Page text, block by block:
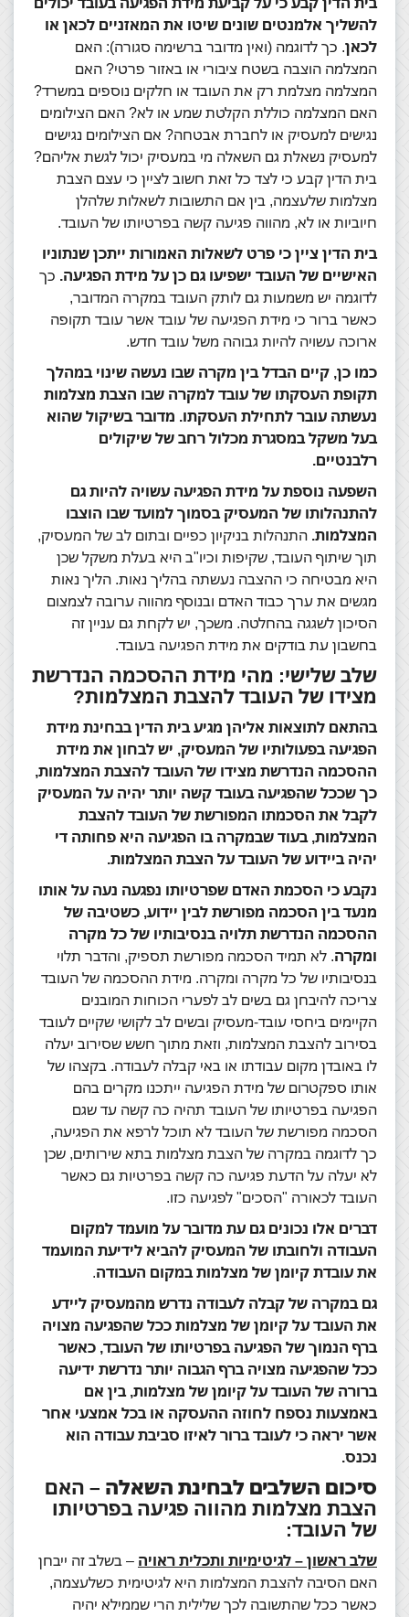
להשליך אלמנטים שונים שיטו את המאזניים לכאן או
לכאן. כך לדוגמה (ואין מדובר ברשימה סגורה): האם
המצלמה הוצבה בשטח ציבורי או באזור פרטי? האם
המצלמה מצלמת רק את העובד או חלקים נוספים במשרד?
האם המצלמה כוללת הקלטת שמע או לא? האם הצילומים
נגישים למעסיק או לחברת אבטחה? אם הצילומים נגישים
למעסיק נשאלת גם השאלה מי במעסיק יכול לגשת אליהם?
בית הדין קבע כי לצד כל זאת חשוב לציין כי עצם הצבת
מצלמות שלעצמה, בין אם התשובות לשאלות שלהלן
חיוביות או לא, מהווה פגיעה קשה בפרטיותו של העובד.
בית הדין ציין כי פרט לשאלות האמורות ייתכן שנתוניו
האישיים של העובד ישפיעו גם כן על מידת הפגיעה. כך
לדוגמה יש משמעות גם לותק העובד במקרה המדובר,
כאשר ברור כי מידת הפגיעה של עובד אשר עובד תקופה
ארוכה עשויה להיות גבוהה משל עובד חדש.
כמו כן, קיים הבדל בין מקרה שבו נעשה שינוי במהלך
תקופת העסקתו של עובד למקרה שבו הצבת מצלמות
נעשתה עובר לתחילת העסקתו. מדובר בשיקול שהוא
בעל משקל במסגרת מכלול רחב של שיקולים
רלבנטיים.
השפעה נוספת על מידת הפגיעה עשויה להיות גם
להתנהלותו של המעסיק בסמוך למועד שבו הוצבו
המצלמות. התנהלות בניקיון כפיים ובתום לב של המעסיק,
תוך שיתוף העובד, שקיפות וכיו"ב היא בעלת משקל שכן
היא מבטיחה כי ההצבה נעשתה בהליך נאות. הליך נאות
מגשים את ערך כבוד האדם ובנוסף מהווה ערובה לצמצום
הסיכון לשגגה בהחלטה. משכך, יש לקחת גם עניין זה
בחשבון עת בודקים את מידת הפגיעה בעובד.
שלב שלישי: מהי מידת ההסכמה הנדרשת
מצידו של העובד להצבת המצלמות?
בהתאם לתוצאות אליהן מגיע בית הדין בבחינת מידת
הפגיעה בפעולותיו של המעסיק, יש לבחון את מידת
ההסכמה הנדרשת מצידו של העובד להצבת המצלמות,
כך שככל שהפגיעה בעובד קשה יותר יהיה על המעסיק
לקבל את הסכמתו המפורשת של העובד להצבת
המצלמות, בעוד שבמקרה בו הפגיעה היא פחותה די
יהיה ביידוע של העובד על הצבת המצלמות.
נקבע כי הסכמת האדם שפרטיותו נפגעה נעה על אותו
מנעד בין הסכמה מפורשת לבין יידוע, כשטיבה של
ההסכמה הנדרשת תלויה בנסיבותיו של כל מקרה
ומקרה. לא תמיד הסכמה מפורשת תספיק, והדבר תלוי
בנסיבותיו של כל מקרה ומקרה. מידת ההסכמה של העובד
צריכה להיבחן גם בשים לב לפערי הכוחות המובנים
הקיימים ביחסי עובד-מעסיק ובשים לב לקושי שקיים לעובד
בסירוב להצבת המצלמות, וזאת מתוך חשש שסירוב יעלה
לו באובדן מקום עבודתו או באי קבלה לעבודה. בקצהו של
אותו ספקטרום של מידת הפגיעה ייתכנו מקרים בהם
הפגיעה בפרטיותו של העובד תהיה כה קשה עד שגם
הסכמה מפורשת של העובד לא תוכל לרפא את הפגיעה,
כך לדוגמה במקרה של הצבת מצלמות בתא שירותים, שכן
לא יעלה על הדעת פגיעה כה קשה בפרטיות גם כאשר
העובד לכאורה "הסכים" לפגיעה כזו.
דברים אלו נכונים גם עת מדובר על מועמד למקום
העבודה ולחובתו של המעסיק להביא לידיעת המועמד
את עובדת קיומן של מצלמות במקום העבודה.
גם במקרה של קבלה לעבודה נדרש מהמעסיק ליידע
את העובד על קיומן של מצלמות ככל שהפגיעה מצויה
ברף הנמוך של הפגיעה בפרטיותו של העובד, כאשר
ככל שהפגיעה מצויה ברף הגבוה יותר נדרשת ידיעה
ברורה של העובד על קיומן של מצלמות, בין אם
באמצעות נספח לחוזה ההעסקה או בכל אמצעי אחר
אשר יראה כי לעובד ברור לאיזו סביבת עבודה הוא
נכנס.
סיכום השלבים לבחינת השאלה – האם
הצבת מצלמות מהווה פגיעה בפרטיותו
של העובד:
שלב ראשון – לגיטימיות ותכלית ראויה – בשלב זה ייבחן
האם הסיבה להצבת המצלמות היא לגיטימית כשלעצמה,
כאשר ככל שהתשובה לכך שלילית הרי שממילא יהיה